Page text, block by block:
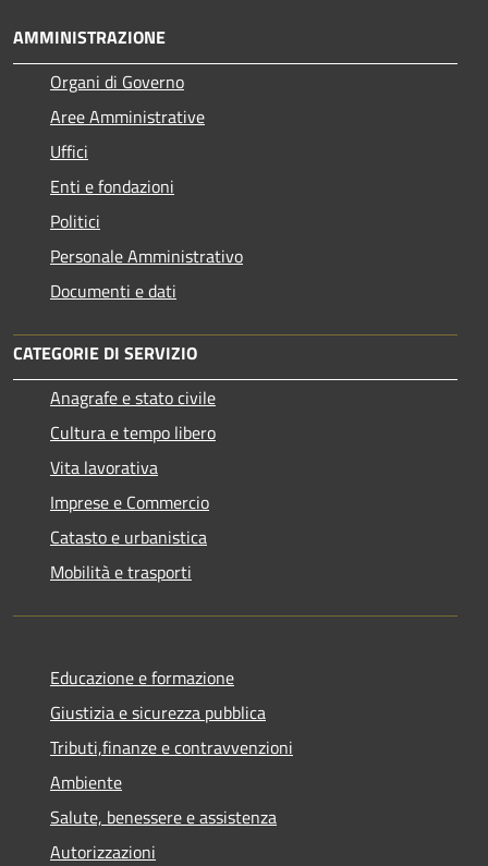
AMMINISTRAZIONE
Organi di Governo
Aree Amministrative
Uffici
Enti e fondazioni
Politici
Personale Amministrativo
Documenti e dati
CATEGORIE DI SERVIZIO
Anagrafe e stato civile
Cultura e tempo libero
Vita lavorativa
Imprese e Commercio
Catasto e urbanistica
Mobilità e trasporti
Educazione e formazione
Giustizia e sicurezza pubblica
Tributi,finanze e contravvenzioni
Ambiente
Salute, benessere e assistenza
Autorizzazioni